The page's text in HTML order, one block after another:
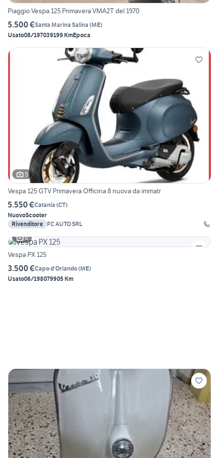
Piaggio Vespa 125 Primavera VMA2T del 1970
5.500 €Santa Marina Salina (ME)
Usato08/197039199 KmEpoca
5
Vespa 125 GTV Primavera Officina 8 nuova da immatr
5.550 €Catania (CT)
NuovoScooter
Rivenditore FC AUTO SRL
6
Vespa PX 125
3.500 €Capo d'Orlando(ME)
Usato06/198079905 Km